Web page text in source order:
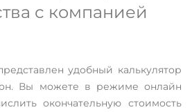
с компанией
удобный калькулятор
Вы можете в режиме онлайн
окончательную стоимость